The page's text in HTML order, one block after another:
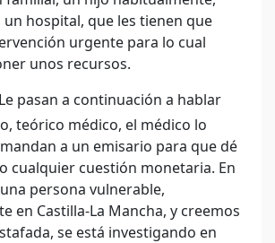
un hospital, que les tienen que
urgente para lo cual
unos recursos.
Le pasan a continuación a hablar
teórico médico, el médico lo
a un emisario para que dé
cualquier cuestión monetaria. En
persona vulnerable,
en Castilla-La Mancha, y creemos
se está investigando en